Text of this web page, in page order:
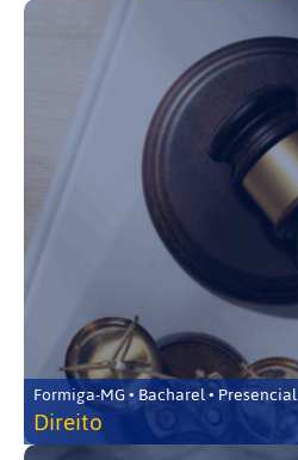
Formiga-MG • Bacharel • Presencial
Direito